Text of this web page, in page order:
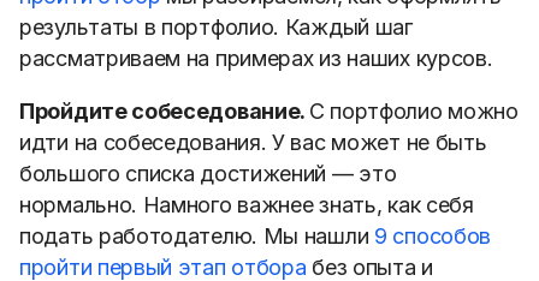
результаты в портфолио. Каждый шаг
рассматриваем на примерах из наших курсов.
Пройдите собеседование. С портфолио можно
идти на собеседования. У вас может не быть
большого списка достижений — это
нормально. Намного важнее знать, как себя
подать работодателю. Мы нашли 9 способов
пройти первый этап отбора без опыта и